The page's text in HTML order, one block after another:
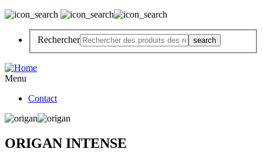
Rechercher
Menu
Contact
ORIGAN INTENSE